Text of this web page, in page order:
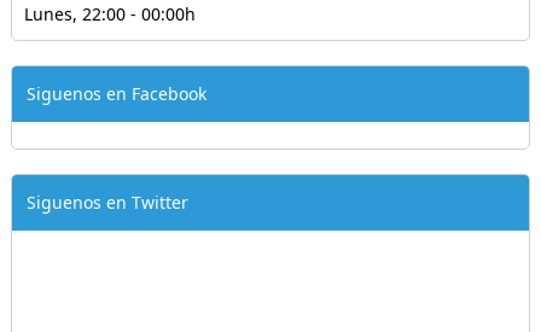
Lunes, 22:00 - 00:00h
Siguenos en Facebook
Siguenos en Twitter